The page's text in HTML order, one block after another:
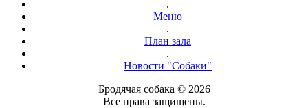
.
Меню
.
План зала
.
Новости "Собаки"
Бродячая собака © 2026
Все права защищены.